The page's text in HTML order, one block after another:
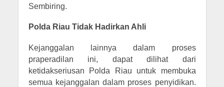
Sembiring.
Polda Riau Tidak Hadirkan Ahli
Kejanggalan lainnya dalam proses
praperadilan ini, dapat dilihat dari
ketidakseriusan Polda Riau untuk membuka
semua kejanggalan dalam proses penyidikan.